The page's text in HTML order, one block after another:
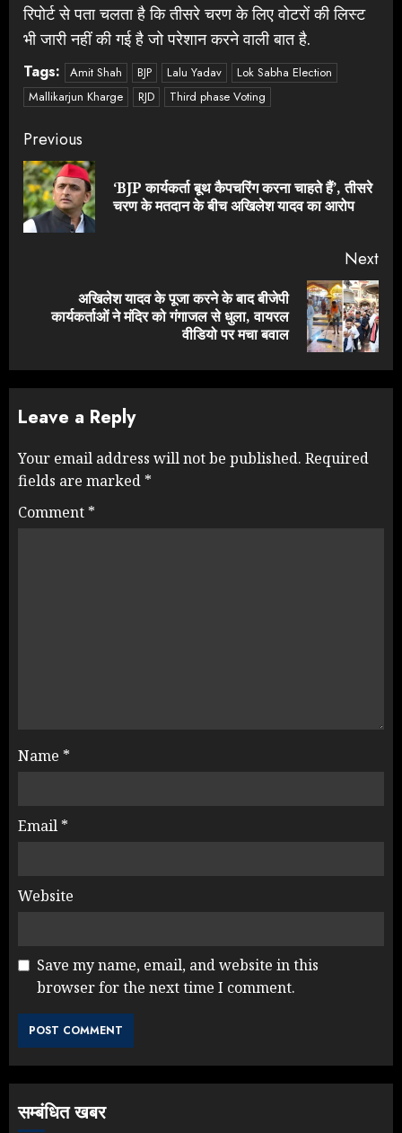
रिपोर्ट से पता चलता है कि तीसरे चरण के लिए वोटरों की लिस्ट
भी जारी नहीं की गई है जो परेशान करने वाली बात है.
Tags: Amit Shah BJP Lalu Yadav
Lok Sabha Election
Mallikarjun Kharge
RJD Third phase Voting
Continue
Reading
Previous
‘BJP कार्यकर्ता बूथ कैपचरिंग करना चाहते हैं’, तीसरे
चरण के मतदान के बीच अखिलेश यादव का आरोप
Next
Next
अखिलेश यादव के पूजा करने के बाद बीजेपी
कार्यकर्ताओं ने मंदिर को गंगाजल से धुला, वायरल
वीडियो पर मचा बवाल
Leave a Reply
Your email address will not be published. Required
fields are marked *
Comment *
Name *
Email *
Website
Save my name, email, and website in this
browser for the next time I comment.
सम्बंधित खबर
Yogi Government ने विज्ञापनों पर